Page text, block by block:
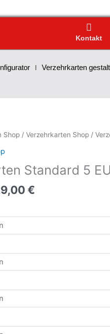
Kontakt
Verzehrkarten
Shop / Verzehrkarten Shop /
Standard 5
€